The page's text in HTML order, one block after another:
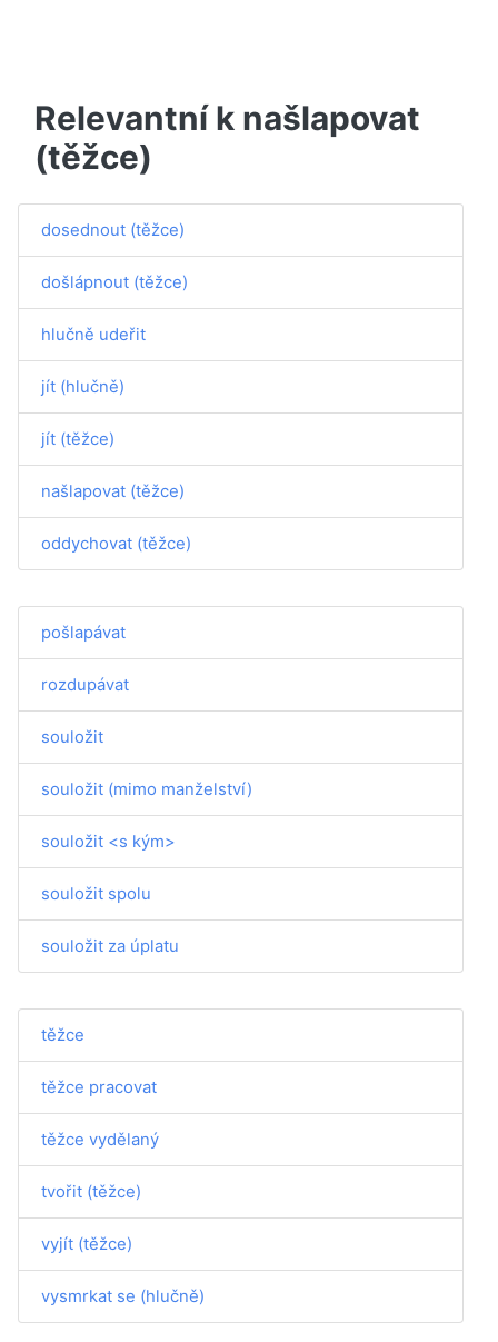
Relevantní k našlapovat
(těžce)
dosednout (těžce)
došlápnout (těžce)
hlučně udeřit
jít (hlučně)
jít (těžce)
našlapovat (těžce)
oddychovat (těžce)
pošlapávat
rozdupávat
souložit
souložit (mimo manželství)
souložit <s kým>
souložit spolu
souložit za úplatu
těžce
těžce pracovat
těžce vydělaný
tvořit (těžce)
vyjít (těžce)
vysmrkat se (hlučně)